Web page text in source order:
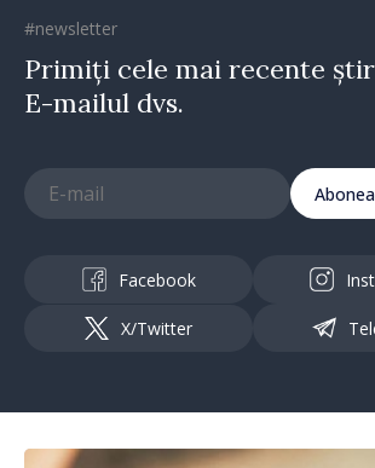
#newsletter
Primiți cele mai recente
E-mailul dvs.
Facebook
X/Twitter